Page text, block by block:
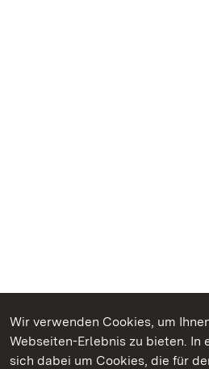
Wir verwenden Cookies, um
Webseiten-Erlebnis zu bieten. In
sich dabei um Cookies, die für
Kommen. Staunen. Genießen.